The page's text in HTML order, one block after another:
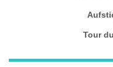
Tour